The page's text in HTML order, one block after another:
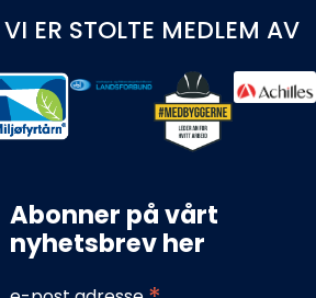
VI ER STOLTE MEDLEM AV
Abonner på vårt
nyhetsbrev her